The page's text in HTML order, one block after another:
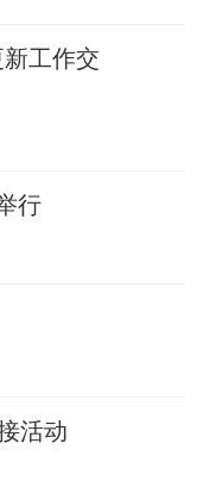
工作交
行
活动